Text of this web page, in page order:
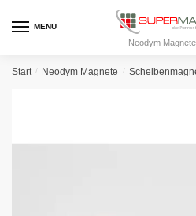
MENU
Neodym
Start / Neodym Magnete /